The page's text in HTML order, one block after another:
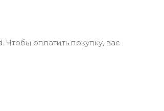
оплатить покупку, вас